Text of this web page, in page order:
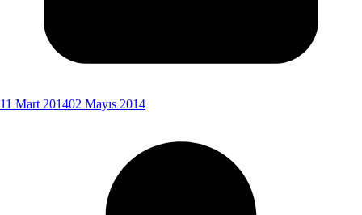
11 Mart 201402 Mayıs 2014